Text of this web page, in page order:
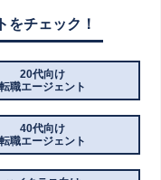
をチェック！
20代向け
転職エージェント
40代向け
転職エージェント